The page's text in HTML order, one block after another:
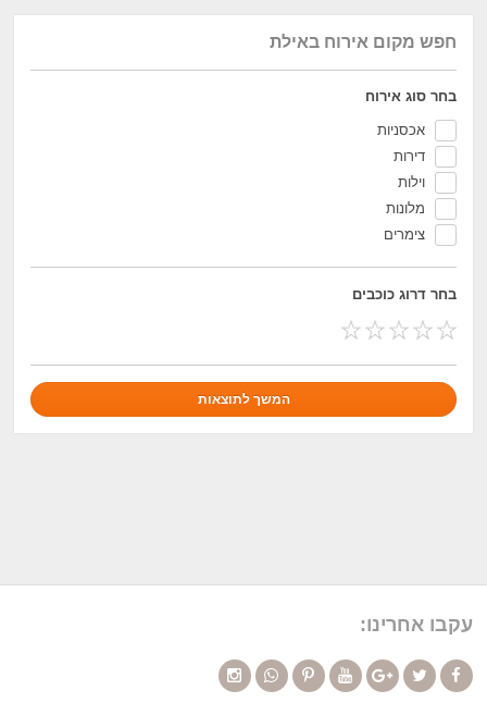
חפש מקום אירוח באילת
בחר סוג אירוח
אכסניות
דירות
וילות
מלונות
צימרים
בחר דרוג כוכבים
עקבו אחרינו: